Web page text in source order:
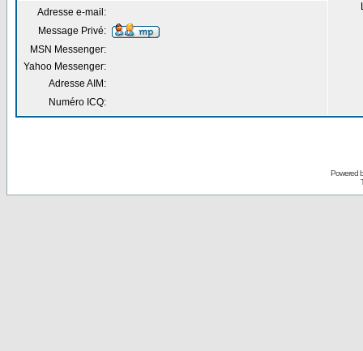
Adresse e-mail:
Message Privé:
MSN Messenger:
Yahoo Messenger:
Adresse AIM:
Numéro ICQ:
Powered